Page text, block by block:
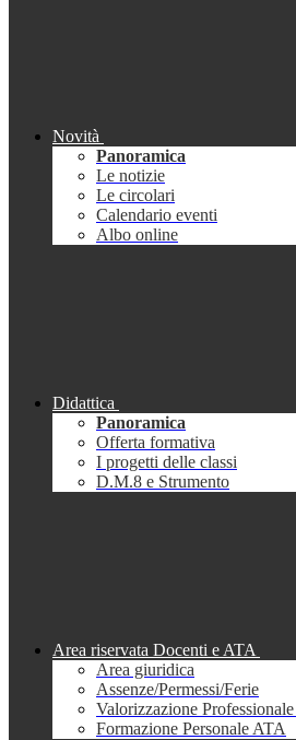
Novità
Panoramica
Le notizie
Le circolari
Calendario eventi
Albo online
Didattica
Panoramica
Offerta formativa
I progetti delle classi
D.M.8 e Strumento
Area riservata Docenti e ATA
Area giuridica
Assenze/Permessi/Ferie
Valorizzazione
Formazione Personale ATA